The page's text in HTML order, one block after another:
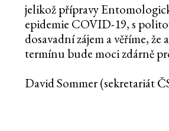
jelikož přípravy
epidemie COVID-19, s
dosavadní zájem a věříme,
termínu bude moci zdárně
David Sommer (sekretariát